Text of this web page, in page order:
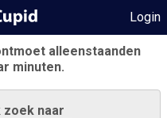
Login
alleenstaanden
minuten.
zoek naar